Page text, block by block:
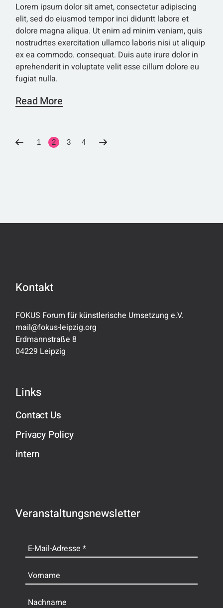
Lorem ipsum dolor sit amet, consectetur adipiscing
elit, sed do eiusmod tempor inci diduntt labore et
dolore magna aliqua. Ut enim ad minim veniam, quis
nostrudrtes exercitation ullamco laboris nisi ut aliquip
ex ea commodo. consequat. Duis aute irure dolor in
eprehenderit in voluptate velit esse cillum dolore eu
fugiat nulla.
Read More
1 2 3 4
Kontakt
FOKUS Forum für künstlerische Umsetzung e.V.
mail@fokus-leipzig.org
Erdmannstraße 8
04229 Leipzig
Links
Contact Us
Privacy Policy
intern
Veranstaltungsnewsletter